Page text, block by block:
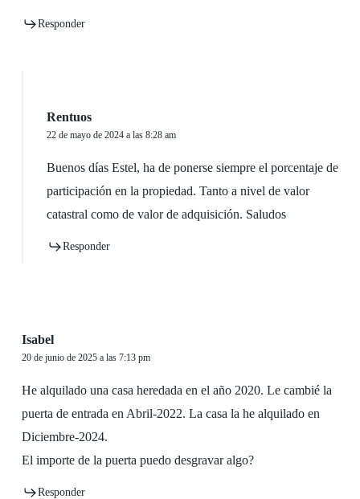
Responder
Rentuos
22 de mayo de 2024 a las 8:28 am
Buenos días Estel, ha de ponerse siempre el porcentaje de
participación en la propiedad. Tanto a nivel de valor
catastral como de valor de adquisición. Saludos
Responder
Isabel
20 de junio de 2025 a las 7:13 pm
He alquilado una casa heredada en el año 2020. Le cambié la
puerta de entrada en Abril-2022. La casa la he alquilado en
Diciembre-2024.
El importe de la puerta puedo desgravar algo?
Responder